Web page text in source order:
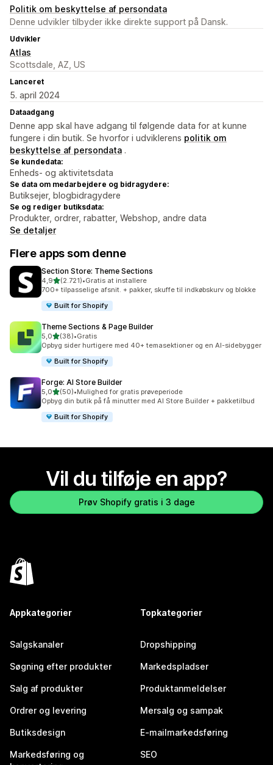
Politik om beskyttelse af persondata
Denne udvikler tilbyder ikke direkte support på Dansk.
Udvikler
Atlas
Scottsdale, AZ, US
Lanceret
5. april 2024
Dataadgang
Denne app skal have adgang til følgende data for at kunne
fungere i din butik. Se hvorfor i udviklerens politik om
beskyttelse af persondata .
Se kundedata:
Enheds- og aktivitetsdata
Se data om medarbejdere og bidragydere:
Butiksejer, blogbidragydere
Se og rediger butiksdata:
Produkter, ordrer, rabatter, Webshop, andre data
Se detaljer
Flere apps som denne
Section Store: Theme Sections
4,9ud af 5 stjerner
(2.721)
2721 anmeldelser i alt
•Gratis at installere
700+ tilpasselige afsnit. + pakker, skuffe til indkøbskurv og blokke
Built for Shopify
Theme Sections & Page Builder
5,0ud af 5 stjerner
(38)
38 anmeldelser i alt
•Gratis
Opbyg sider hurtigere med 40+ temasektioner og en AI-sidebygger
Built for Shopify
Forge: AI Store Builder
5,0ud af 5 stjerner
(50)
50 anmeldelser i alt
•Mulighed for gratis prøveperiode
Opbyg din butik på få minutter med AI Store Builder + pakketilbud
Built for Shopify
Vil du tilføje en app?
Prøv Shopify gratis i 3 dage
Appkategorier
Salgskanaler
Søgning efter produkter
Salg af produkter
Ordrer og levering
Butiksdesign
Markedsføring og
Topkategorier
Dropshipping
Markedspladser
Produktanmeldelser
Mersalg og sampak
E-mailmarkedsføring
SEO